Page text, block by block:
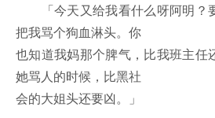
「今天又给我看什么呀阿明？
把我骂个狗血淋头。你
也知道我妈那个脾气，比我班主任
她骂人的时候，比黑社
会的大姐头还要凶。」